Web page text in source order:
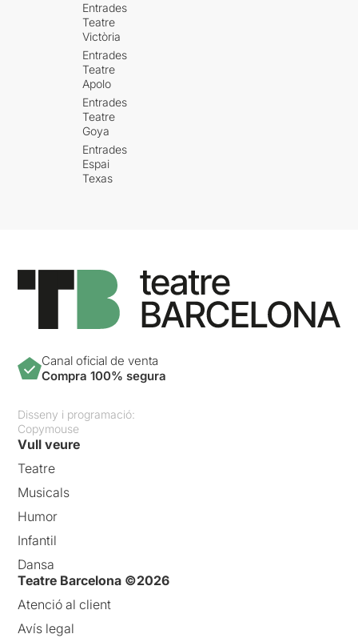
Entrades
Teatre
Victòria
Entrades
Teatre
Apolo
Entrades
Teatre
Goya
Entrades
Espai
Texas
Canal oficial de venta
Compra 100% segura
Disseny i programació:
Copymouse
Vull veure
Teatre
Musicals
Humor
Infantil
Dansa
Teatre Barcelona ©2026
Atenció al client
Avís legal